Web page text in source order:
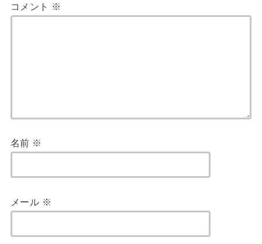
コメント ※
名前 ※
メール ※